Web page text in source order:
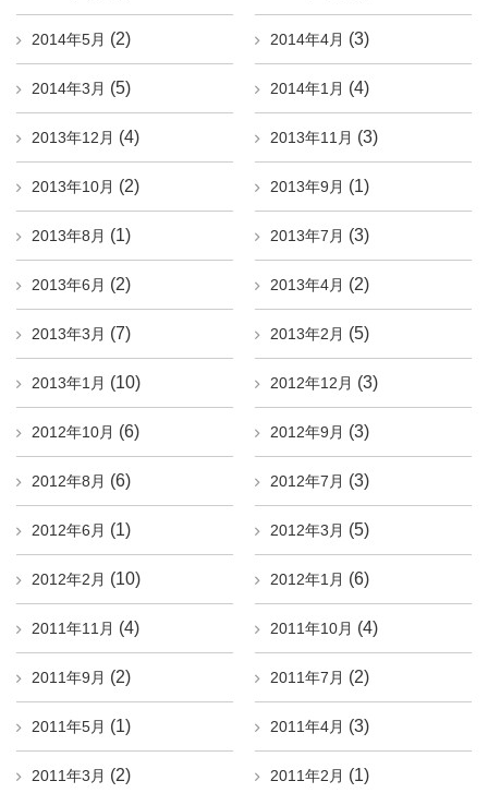
2014年5月 (2) 2014年4月 (3)
2014年3月 (5) 2014年1月 (4)
2013年12月 (4) 2013年11月 (3)
2013年10月 (2) 2013年9月 (1)
2013年8月 (1) 2013年7月 (3)
2013年6月 (2) 2013年4月 (2)
2013年3月 (7) 2013年2月 (5)
2013年1月 (10) 2012年12月 (3)
2012年10月 (6) 2012年9月 (3)
2012年8月 (6) 2012年7月 (3)
2012年6月 (1) 2012年3月 (5)
2012年2月 (10) 2012年1月 (6)
2011年11月 (4) 2011年10月 (4)
2011年9月 (2) 2011年7月 (2)
2011年5月 (1) 2011年4月 (3)
2011年3月 (2) 2011年2月 (1)